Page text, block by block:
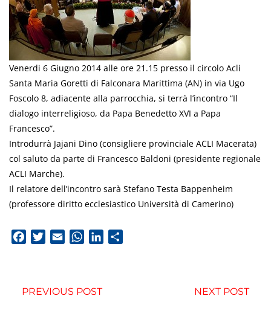
Venerdi 6 Giugno 2014 alle ore 21.15 presso il circolo Acli
Santa Maria Goretti di Falconara Marittima (AN) in via Ugo
Foscolo 8, adiacente alla parrocchia, si terrà l’incontro “Il
dialogo interreligioso, da Papa Benedetto XVI a Papa
Francesco”.
Introdurrà Jajani Dino (consigliere provinciale ACLI Macerata)
col saluto da parte di Francesco Baldoni (presidente regionale
ACLI Marche).
Il relatore dell’incontro sarà Stefano Testa Bappenheim
(professore diritto ecclesiastico Università di Camerino)
FacebookTwitterEmail WhatsApp
LinkedIn
PREVIOUS POST NEXT POST